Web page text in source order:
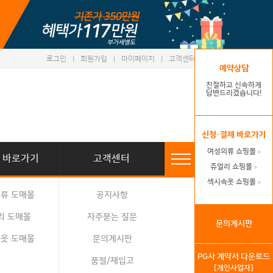
로그인 회원가입 마이페이지 고객센터
로가기 고객센터
도매몰
도매몰
도매몰
공지사항
자주묻는 질문
문의게시판
품절/재입고
예약상담
친절하고 신속하게
답변드리겠습니다!
신청·결제 바로가기
여성의류 쇼핑몰 >
쥬얼리 쇼핑몰 >
섹시속옷 쇼핑몰 >
문의게시판
PG사 계약서 다운로드
[개인사업자]